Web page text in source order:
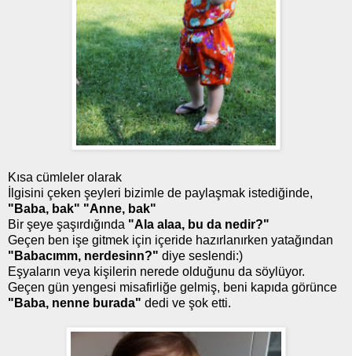
Kısa cümleler olarak
İlgisini çeken şeyleri bizimle de paylaşmak istediğinde,
"Baba, bak" "Anne, bak"
Bir şeye şaşırdığında "Ala alaa, bu da nedir?"
Geçen ben işe gitmek için içeride hazırlanırken yatağından
"Babacımm, nerdesinn?" diye seslendi:)
Eşyaların veya kişilerin nerede olduğunu da söylüyor.
Geçen gün yengesi misafirliğe gelmiş, beni kapıda görünce
"Baba, nenne burada" dedi ve şok etti.